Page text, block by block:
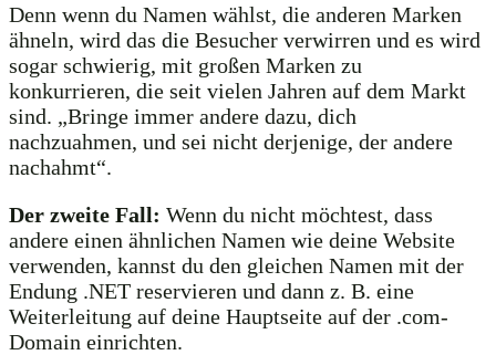
Denn wenn du Namen wählst, die anderen Marken
ähneln, wird das die Besucher verwirren und es wird
sogar schwierig, mit großen Marken zu
konkurrieren, die seit vielen Jahren auf dem Markt
sind. „Bringe immer andere dazu, dich
nachzuahmen, und sei nicht derjenige, der andere
nachahmt“.
Der zweite Fall: Wenn du nicht möchtest, dass
andere einen ähnlichen Namen wie deine Website
verwenden, kannst du den gleichen Namen mit der
Endung .NET reservieren und dann z. B. eine
Weiterleitung auf deine Hauptseite auf der .com-
Domain einrichten.